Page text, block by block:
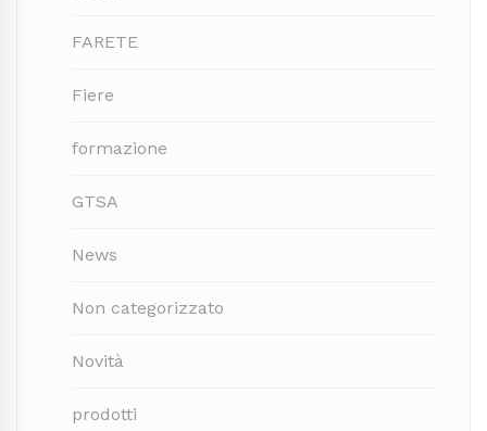
FARETE
Fiere
formazione
GTSA
News
Non categorizzato
Novità
prodotti